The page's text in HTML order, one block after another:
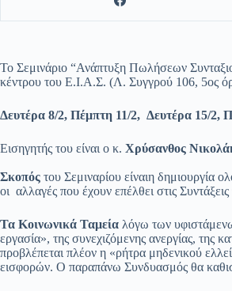
Το Σεμινάριο “Ανάπτυξη Πωλήσεων
κέντρου του Ε.Ι.Α.Σ. (Λ. Συγγρού 106, 5ος
Δευτέρα 8/2, Πέμπτη 11/2, Δευτέρα 15/2,
Εισηγητής του είναι ο κ. Χρύσανθος
Σκοπός του Σεμιναρίου είναιη
οι αλλαγές που έχουν επέλθει στις
Τα Κοινωνικά Ταμεία λόγω των
εργασία», της συνεχιζόμενης ανεργίας, της
προβλέπεται πλέον η «ρήτρα μηδενικού
εισφορών. Ο παραπάνω Συνδυασμός θα